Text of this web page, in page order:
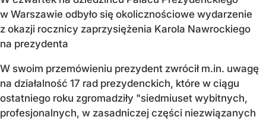
w Warszawie odbyło się okolicznościowe wydarzenie
z okazji rocznicy zaprzysiężenia Karola Nawrockiego
na prezydenta
W swoim przemówieniu prezydent zwrócił m.in. uwagę
na działalność 17 rad prezydenckich, które w ciągu
ostatniego roku zgromadziły "siedmiuset wybitnych,
profesjonalnych, w zasadniczej części niezwiązanych